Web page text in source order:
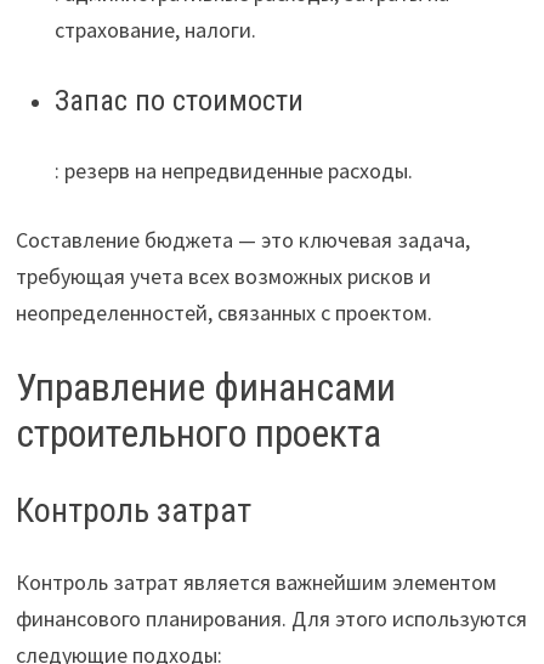
страхование, налоги.
Запас по стоимости
: резерв на непредвиденные расходы.
Составление бюджета — это ключевая задача,
требующая учета всех возможных рисков и
неопределенностей, связанных с проектом.
Управление финансами
строительного проекта
Контроль затрат
Контроль затрат является важнейшим элементом
финансового планирования. Для этого используются
следующие подходы: